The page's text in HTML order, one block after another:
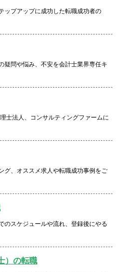
ップアップに成功した転職成功者の
疑問や悩み、不安を会計士業界専任キ
士法人、コンサルティングファームに
グ、オススメ求人や転職成功事例をご
のスケジュールや流れ、登録後にやる
）の転職